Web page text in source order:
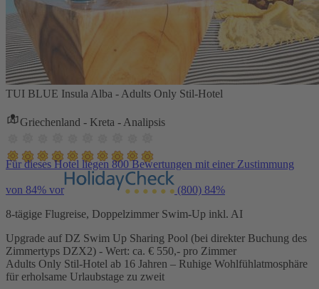
TUI BLUE Insula Alba - Adults Only Stil-Hotel
Griechenland - Kreta - Analipsis
Für dieses Hotel liegen 800 Bewertungen mit einer Zustimmung
von 84% vor (800) 84%
8-tägige Flugreise, Doppelzimmer Swim-Up inkl. AI
Upgrade auf DZ Swim Up Sharing Pool (bei direkter Buchung des
Zimmertyps DZX2) - Wert: ca. € 550,- pro Zimmer
Adults Only Stil-Hotel ab 16 Jahren – Ruhige Wohlfühlatmosphäre
für erholsame Urlaubstage zu zweit